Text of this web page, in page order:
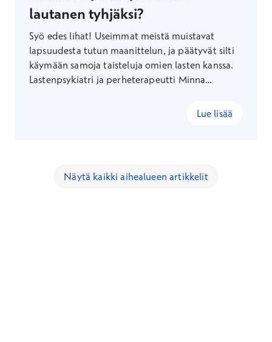
lautanen tyhjäksi?
Syö edes lihat! Useimmat meistä muistavat
lapsuudesta tutun maanittelun, ja päätyvät silti
käymään samoja taisteluja omien lasten kanssa.
Lastenpsykiatri ja perheterapeutti Minna
ruokailuhetkiin ja kertoo, miten syömisestä voi
Lue lisää
Näytä kaikki aihealueen artikkelit